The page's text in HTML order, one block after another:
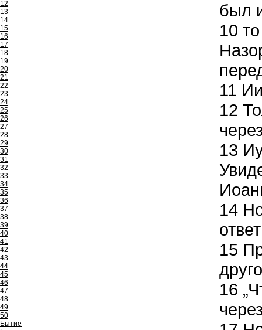
12
13
14
15
16
17
18
19
20
21
22
23
24
25
26
27
28
29
30
31
32
33
34
35
36
37
38
39
40
41
42
43
44
45
46
47
48
49
50
Бытие
был
10
11
12
13
14
15
16